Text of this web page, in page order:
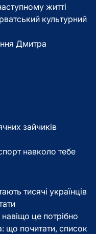
житті
культурний
Дмитра
зайчиків
навколо тебе
тисячі українців
це потрібно
що почитати, список